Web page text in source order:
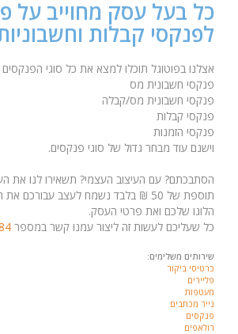
כל בעל עסק מחוייב על
לפנקסי קבלות
אצלנו בפוטוגל תוכלו למצא את כל סוגי
פנקסי חשבונית מס
פנקסי חשבונית מס/קבלה
פנקסי קבלות
פנקסי הזמנות
וישנם עוד מבחר גדול של סוגי פנקסים.
הסתבכתם? עם העיצוב העצמי? תשאירו לנו את
תוספת של 50 ₪ בלבד נשמח לעצב
הלוגו שלכם ואת פרטי העסק.
כל שעליכם לעשות זה ליצור עמנו קשר במספר
שירותים משלימים:
כרטיסי ביקור
פליירים
מעטפות
נייר מכתבים
פנקסים
רולאפים